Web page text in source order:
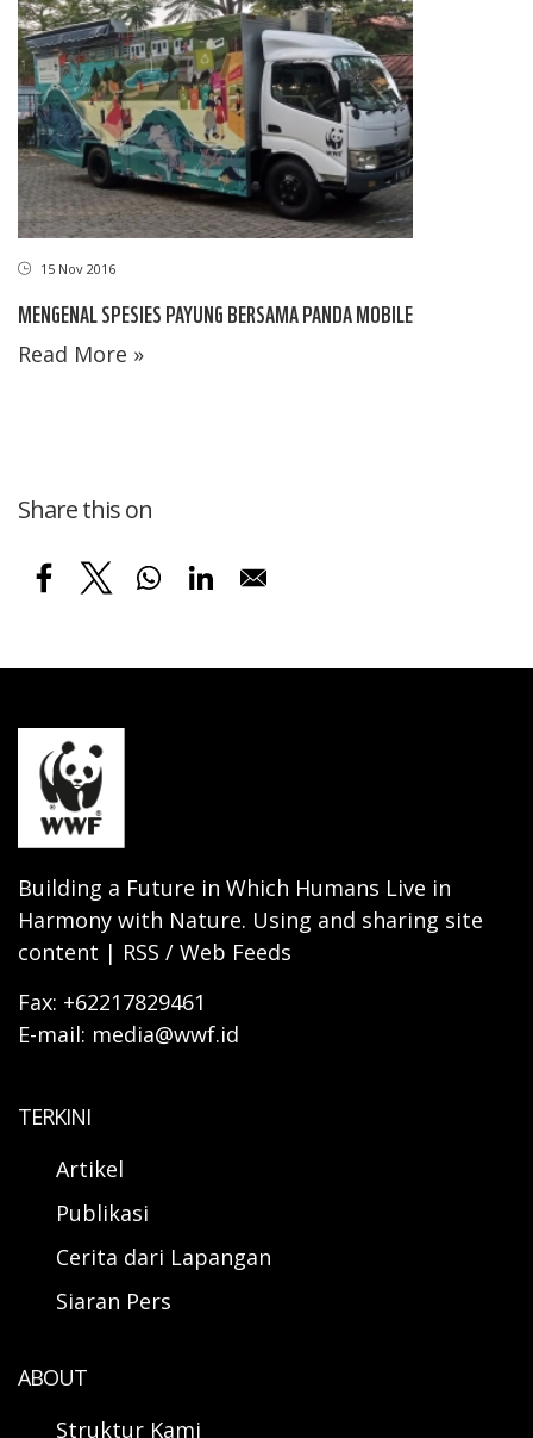
15 Nov 2016
MENGENAL SPESIES PAYUNG BERSAMA PANDA MOBILE
Read More »
Share this on
Building a Future in Which Humans Live in
Harmony with Nature. Using and sharing site
content | RSS / Web Feeds
Fax: +62217829461
E-mail: media@wwf.id
TERKINI
Artikel
Publikasi
Cerita dari Lapangan
Siaran Pers
ABOUT
Struktur Kami